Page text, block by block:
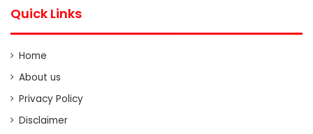
Quick Links
Home
About us
Privacy Policy
Disclaimer